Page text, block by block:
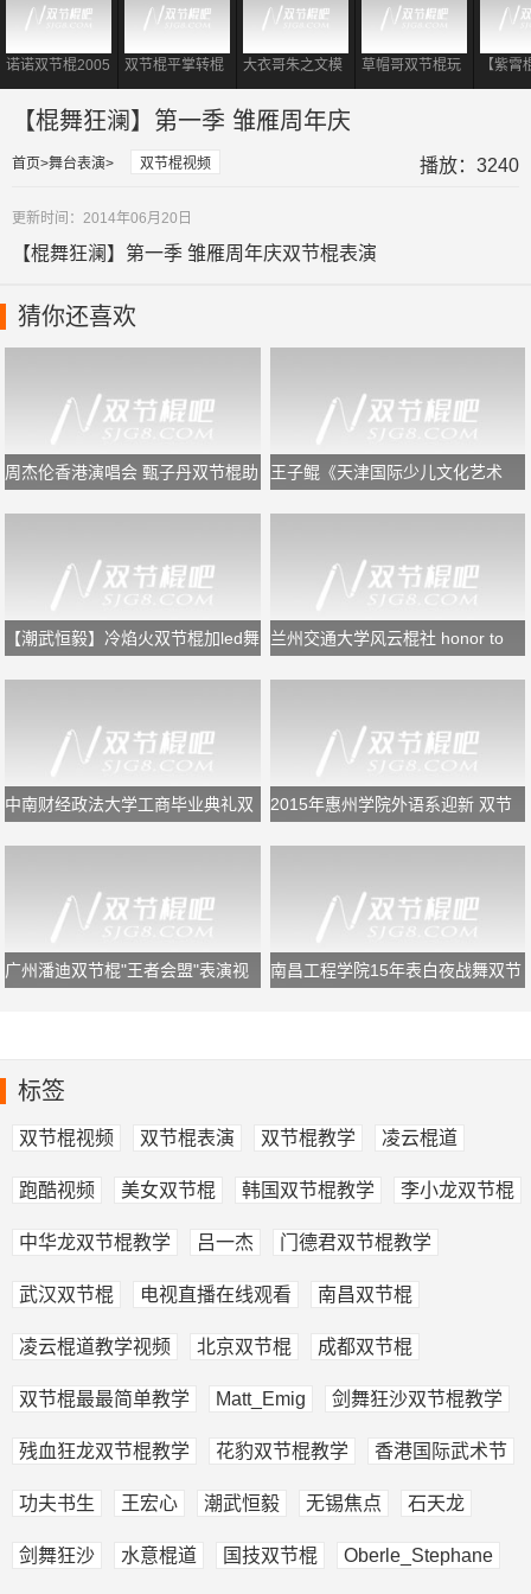
诺诺双节棍2005
经典双棍视频
双节棍平掌转棍
到底有多重要?
对于初学者够用
了!
大衣哥朱之文模
仿李小龙 现场耍
起双节棍表演
草帽哥双节棍玩
出大侠风范
【紫霄
霄II：
【棍舞狂澜】第一季 雏雁周年庆
首页 舞台表演 双节棍视频 播放：3240
更新时间：2014年06月20日
【棍舞狂澜】第一季 雏雁周年庆双节棍表演
猜你还喜欢
周杰伦香港演唱会 甄子丹双节棍助
王子鲲《天津国际少儿文化艺术
【潮武恒毅】冷焰火双节棍加led舞
兰州交通大学风云棍社 honor to
中南财经政法大学工商毕业典礼双
2015年惠州学院外语系迎新 双节
广州潘迪双节棍"王者会盟"表演视
南昌工程学院15年表白夜战舞双节
标签
双节棍视频 双节棍表演 双节棍教学 凌云棍道
跑酷视频 美女双节棍 韩国双节棍教学 李小龙双节棍
中华龙双节棍教学 吕一杰 门德君双节棍教学
武汉双节棍 电视直播在线观看 南昌双节棍
凌云棍道教学视频 北京双节棍 成都双节棍
双节棍最最简单教学 Matt_Emig 剑舞狂沙双节棍教学
残血狂龙双节棍教学 花豹双节棍教学 香港国际武术节
功夫书生 王宏心 潮武恒毅 无锡焦点 石天龙
剑舞狂沙 水意棍道 国技双节棍 Oberle_Stephane